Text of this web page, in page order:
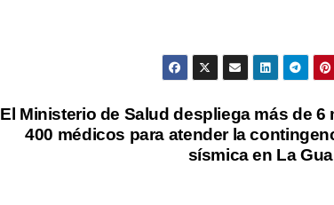
El Ministerio de Salud despliega más de 6
400 médicos para atender la
sísmica en La